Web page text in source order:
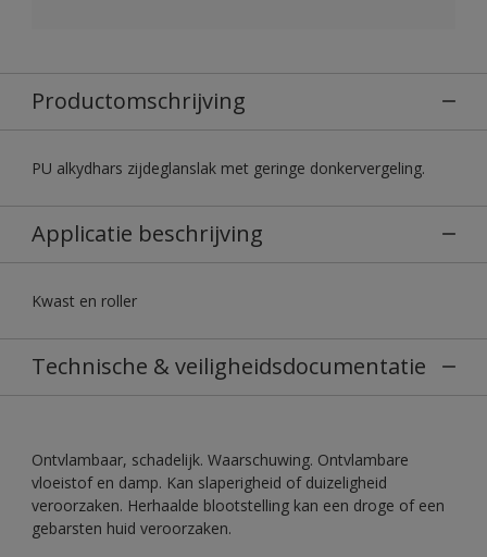
Productomschrijving
PU alkydhars zijdeglanslak met geringe donkervergeling.
Applicatie beschrijving
Kwast en roller
Technische & veiligheidsdocumentatie
Ontvlambaar, schadelijk. Waarschuwing. Ontvlambare
vloeistof en damp. Kan slaperigheid of duizeligheid
veroorzaken. Herhaalde blootstelling kan een droge of een
gebarsten huid veroorzaken.